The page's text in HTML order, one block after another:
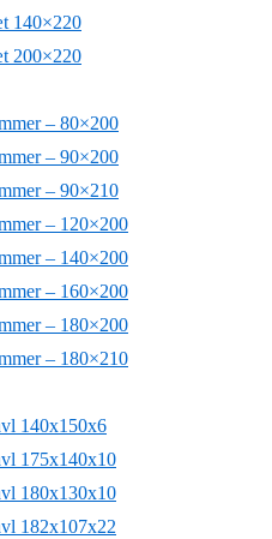
140×220
200×220
– 80×200
– 90×200
– 90×210
– 120×200
– 140×200
– 160×200
– 180×200
– 180×210
140x150x6
175x140x10
180x130x10
182x107x22